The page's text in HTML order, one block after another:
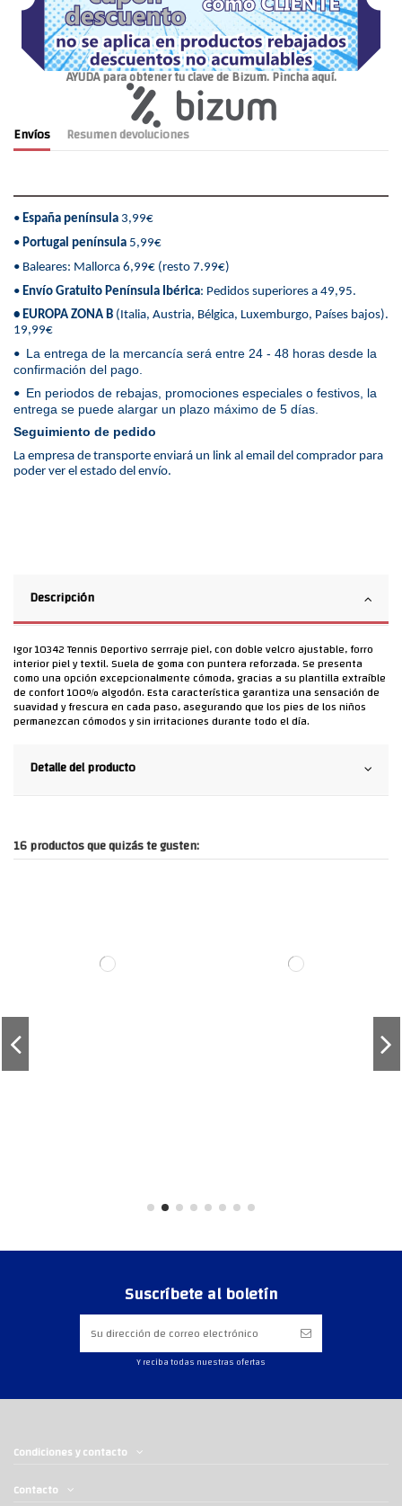
AYUDA para obtener tu clave de Bizum. Pincha aquí.
Envíos Resumen devoluciones
• España península 3,99€
• Portugal península 5,99€
• Baleares: Mallorca 6,99€ (resto 7.99€)
• Envío Gratuito Península Ibérica: Pedidos superiores a 49,95.
• EUROPA ZONA B (Italia, Austria, Bélgica, Luxemburgo, Países bajos).
19,99€
• La entrega de la mercancía será entre 24 - 48 horas desde la
confirmación del pago.
• En periodos de rebajas, promociones especiales o festivos, la
entrega se puede alargar un plazo máximo de 5 días.
Seguimiento de pedido
La empresa de transporte enviará un link al email del comprador para
poder ver el estado del envío.
Descripción
Igor 10342 Tennis Deportivo serrraje piel, con doble velcro ajustable, forro
interior piel y textil. Suela de goma con puntera reforzada. Se presenta
como una opción excepcionalmente cómoda, gracias a su plantilla extraíble
de confort 100% algodón. Esta característica garantiza una sensación de
suavidad y frescura en cada paso, asegurando que los pies de los niños
permanezcan cómodos y sin irritaciones durante todo el día.
Detalle del producto
16 productos que quizás te gusten:
Suscríbete al boletín
Y reciba todas nuestras ofertas
Condiciones y contacto
Contacto